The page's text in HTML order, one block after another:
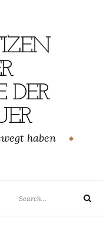
DER
haben
for:
Search